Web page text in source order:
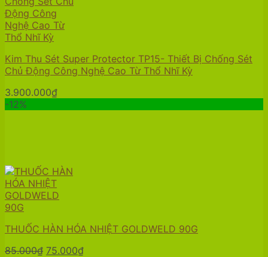
Kim Thu Sét Super Protector TP15- Thiết Bị Chống Sét
Chủ Động Công Nghệ Cao Từ Thổ Nhĩ Kỳ
3.900.000₫
-12%
THUỐC HÀN HÓA NHIỆT GOLDWELD 90G
85.000₫ Giá
75.000₫Giá